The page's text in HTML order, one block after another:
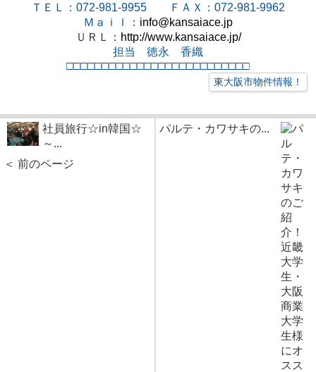
ＴＥＬ： 072-981-9955 ＦＡＸ： 072-981-9962
Ｍａｉｌ： info@kansaiace.jp
ＵＲＬ： http://www.kansaiace.jp/
担当 徳永 香織
□□□□□□□□□□□□□□□□□□□□□□□□□□
東大阪市物件情報！
社員旅行☆in韓国☆
～...
＜ 前のページ
パルテ・カワサキの...